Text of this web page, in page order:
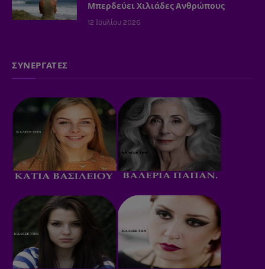
Μπερδεύει Χιλιάδες Ανθρώπους
12 Ιουλίου 2026
ΣΥΝΕΡΓΑΤΕΣ